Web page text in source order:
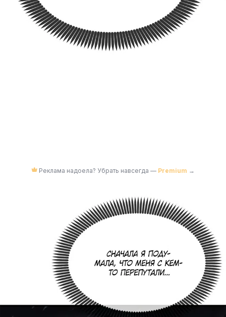
Реклама надоела? Убрать навсегда — Premium →